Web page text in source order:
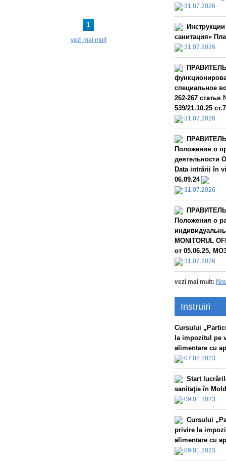
1
vezi mai mult
31.07.2026
санитация»
31.07.2026
специальное
262-267
539/21.10.25
31.07.2026
Положения о
деятельности
Data intrării în
06.09.24
31.07.2026
Положения о
MONITORUL
от 05.06.25,
31.07.2026
vezi mai mult:
Instruiri
Сursului
la impozitul pe
alimentare cu
07.02.2023
Start
sanitaţie în
09.01.2023
Сursului
privire la
alimentare cu
09.01.2023